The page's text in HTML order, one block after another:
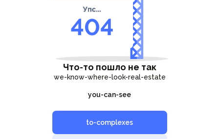
Что-то пошло не так
we-know-where-look-real-estate
you-can-see
to-complexes